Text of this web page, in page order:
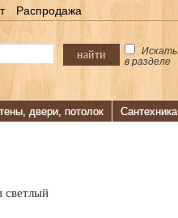
Распродажа
найти
Искать
в разделе
двери, потолок Сантехника
светлый